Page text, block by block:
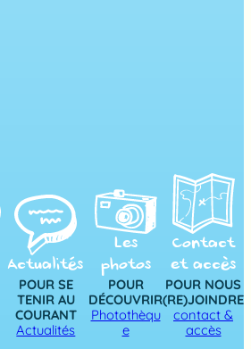
Actualités
POUR SE
TENIR AU
COURANT
Actualités
Les
photos
POUR
DÉCOUVRIR
Photothèqu
e
Contact
et accès
POUR NOUS
(RE)JOINDRE
contact &
accès